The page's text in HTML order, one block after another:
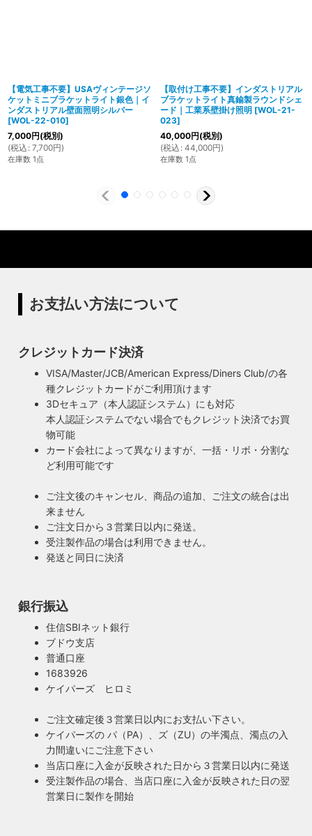
製造からアフターフォローまで自店で行う一貫
ハイロミドットコムでは、アンティーク照明のリメイクやオ
リジナル照明の製造、販売から納品、修理などのアフタフォ
ています。ハンドメイドによる小規模生産により、他にはな
います。
◆もっと詳しく見る
暮らしを照らす名脇役・こだわりのヴィンテー
ジスタイル
照明は暮らしの名脇役！メインのスーツが良いのに、靴や時
計がダサいとイマイチ決まらない。住宅や店舗も同じく照明
がダサいだけでせっかくの良い建築やインテリアも台無しで
のインテリアや工業製品の重厚感やゴージャスさ。それでい
て飽きの来ない無垢さや素朴さを追求したヴィンテージスタ
イルでの提案にこだわっています。
◆もっと詳しく見る
特殊な形状・100年変わらず愛され続けるソケ
縁体）が使われていることです。エジソンが電球を発明した
お愛され続けるソケットを使用しています。
安心のPSE適合照明・電気用品安全法の遵守
ハイロミドットコムで販売する照明は１点残らずPSE検査に
合格した照明です。製造後や出荷前に検査を行うため、当店
のオリジナル照明はもちろん、アンティークやヴィンテージ
の古い照明も安心してお使い頂けます。当店は製造事業者と
して近畿経済産業局へ特定電気用品以外の電気用品の製造事
【電気工事不要】USAヴィンテージソ
ケットミニブラケットライト銀色｜イ
ンダストリアル壁面照明シルバー
[WOL-22-010]
7,000円(税別)
(税込 : 7,700円)
在庫数 1点
【取付け工事不要】インダストリアル
ブラケットライト真鍮製ラウンドシェ
ード｜工業系壁掛け照明 [WOL-21-
023]
40,000円(税別)
(税込 : 44,000円)
在庫数 1点
お支払い方法について
クレジットカード決済
VISA/Master/JCB/American Express/Diners Club/の各
種クレジットカードがご利用頂けます
3Dセキュア（本人認証システム）にも対応
本人認証システムでない場合でもクレジット決済でお買
物可能
カード会社によって異なりますが、一括・リボ・分割な
ど利用可能です
ご注文後のキャンセル、商品の追加、ご注文の統合は出
来ません
ご注文日から３営業日以内に発送。
受注製作品の場合は利用できません。
発送と同日に決済
銀行振込
住信SBIネット銀行
ブドウ支店
普通口座
1683926
ケイパーズ ヒロミ
ご注文確定後３営業日以内にお支払い下さい。
ケイパーズの パ（PA）、ズ（ZU）の半濁点、濁点の入
力間違いにご注意下さい
当店口座に入金が反映された日から３営業日以内に発送
受注製作品の場合、当店口座に入金が反映された日の翌
営業日に製作を開始